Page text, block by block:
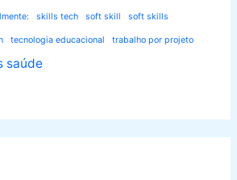
skills tech soft skill soft skills
tecnologia educacional trabalho por projeto
saúde